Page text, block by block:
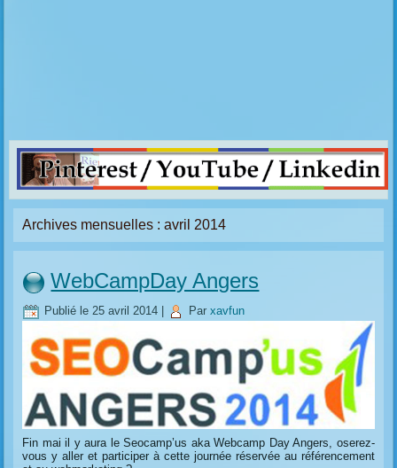
Archives mensuelles :avril 2014
WebCampDay Angers
Publié le 25 avril 2014 Par xavfun
Fin mai il y aura le Seocamp’us aka Webcamp Day Angers, oserez-
vous y aller et participer à cette journée réservée au référencement